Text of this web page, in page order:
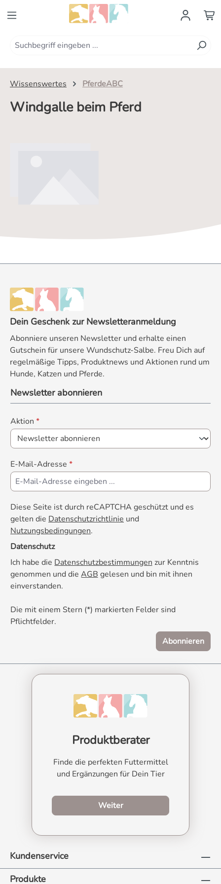
Zum Hauptinhalt springen
Wissenswertes PferdeABC
Windgalle beim Pferd
Dein Geschenk zur Newsletteranmeldung
Abonniere unseren Newsletter und erhalte einen
Gutschein für unsere Wundschutz-Salbe. Freu Dich auf
regelmäßige Tipps, Produktnews und Aktionen rund um
Hunde, Katzen und Pferde.
Newsletter abonnieren
Aktion *
E-Mail-Adresse *
Diese Seite ist durch reCAPTCHA geschützt und es
gelten die Datenschutzrichtlinie und
Nutzungsbedingungen.
Datenschutz
Ich habe die Datenschutzbestimmungen zur Kenntnis
genommen und die AGB gelesen und bin mit ihnen
einverstanden.
Die mit einem Stern (*) markierten Felder sind
Pflichtfelder.
Abonnieren
Produktberater
Finde die perfekten Futtermittel
und Ergänzungen für Dein Tier
Weiterzum Produktberater
Kundenservice
Produkte